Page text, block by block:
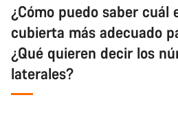
¿Cómo puedo saber cuál
cubierta más adecuado
¿Qué quieren decir los
laterales?